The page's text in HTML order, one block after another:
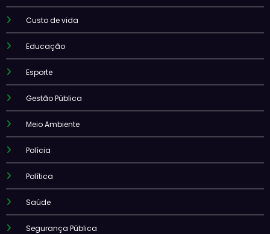
Custo de vida
Educação
Esporte
Gestão Pública
Meio Ambiente
Polícia
Política
Saúde
Segurança Pública